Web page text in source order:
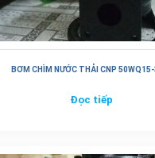
BƠM CHÌM NƯỚC THẢI CNP
Đọc tiếp